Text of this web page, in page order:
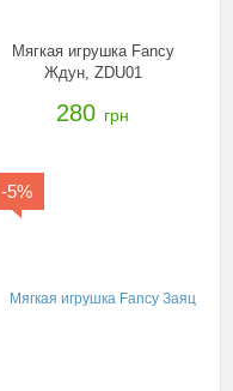
Мягкая игрушка Fancy
Ждун, ZDU01
280 грн
-5%